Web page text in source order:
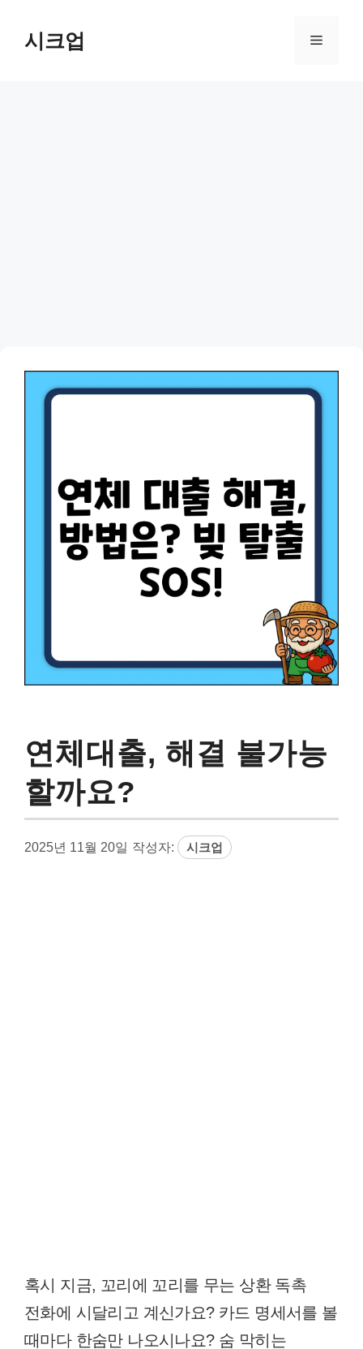
시크업 메
연체대출, 해결 불가능
할까요?
2025년 11월 20일 작성자: 시크업
혹시 지금, 꼬리에 꼬리를 무는 상환 독촉
전화에 시달리고 계신가요? 카드 명세서를 볼
때마다 한숨만 나오시나요? 숨 막히는